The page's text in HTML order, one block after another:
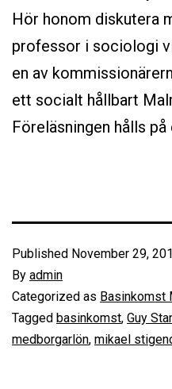
Hör honom diskutera
professor i sociologi
en av
ett socialt hållbart
Föreläsningen hålls på
Published November 29,
By admin
Categorized as Basinkomst
Tagged basinkomst, Guy
medborgarlön, mikael